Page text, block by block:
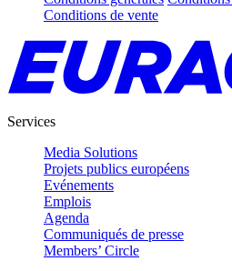
Conditions de vente
Services
Media Solutions
Projets publics européens
Evénements
Emplois
Agenda
Communiqués de presse
Members’ Circle